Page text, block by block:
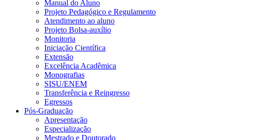
Manual do Aluno
Projeto Pedagógico e Regulamento
Atendimento ao aluno
Projeto Bolsa-auxílio
Monitoria
Iniciação Científica
Extensão
Excelência Acadêmica
Monografias
SISU/ENEM
Transferência e Reingresso
Egressos
Pós-Graduação
Apresentação
Especialização
Mestrado e Doutorado